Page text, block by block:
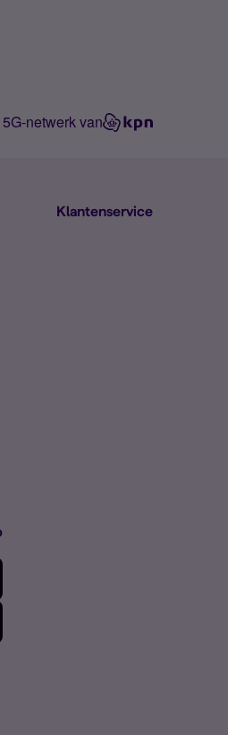
netwerk van
Klantenservice